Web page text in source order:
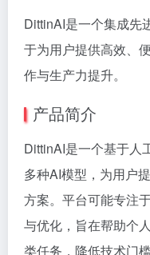
DittinAI是一个集成先
于为用户提供高效、
作与生产力提升。
产品简介
DittinAI是一个基于人
多种AI模型，为用户
方案。平台可能专注
与优化，旨在帮助个
类任务，降低技术门